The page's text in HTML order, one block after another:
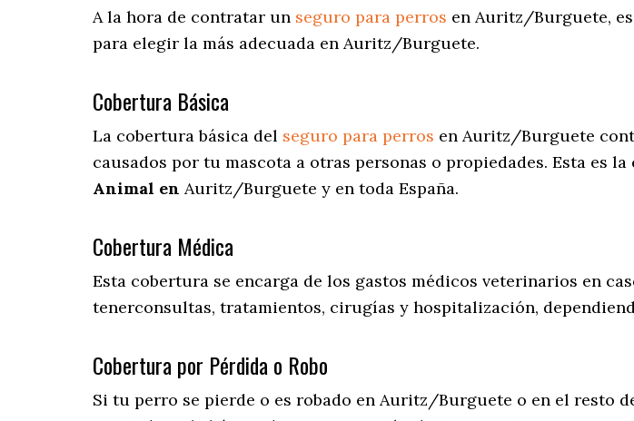
A la hora de contratar un seguro para perros en Auritz/Burguete,
para elegir la más adecuada en Auritz/Burguete.
Cobertura Básica
La cobertura básica del seguro para perros en Auritz/Burguete
causados por tu mascota a otras personas o propiedades. Esta es la
Animal en Auritz/Burguete y en toda España.
Cobertura Médica
Esta cobertura se encarga de los gastos médicos veterinarios en
tenerconsultas, tratamientos, cirugías y hospitalización,
Cobertura por Pérdida o Robo
Si tu perro se pierde o es robado en Auritz/Burguete o en el resto